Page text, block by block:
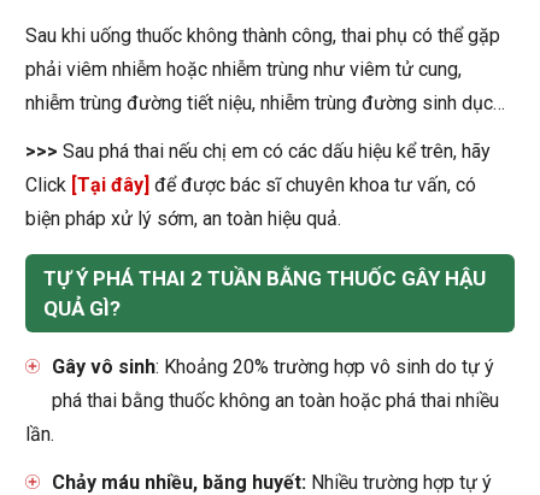
Sau khi uống thuốc không thành công, thai phụ có thể gặp
phải viêm nhiễm hoặc nhiễm trùng như viêm tử cung,
nhiễm trùng đường tiết niệu, nhiễm trùng đường sinh dục…
>>> Sau phá thai nếu chị em có các dấu hiệu kể trên, hãy
Click [Tại đây] để được bác sĩ chuyên khoa tư vấn, có
biện pháp xử lý sớm, an toàn hiệu quả.
TỰ Ý PHÁ THAI 2 TUẦN BẰNG THUỐC GÂY HẬU
QUẢ GÌ?
Gây vô sinh: Khoảng 20% trường hợp vô sinh do tự ý
phá thai bằng thuốc không an toàn hoặc phá thai nhiều
lần.
Chảy máu nhiều, băng huyết: Nhiều trường hợp tự ý